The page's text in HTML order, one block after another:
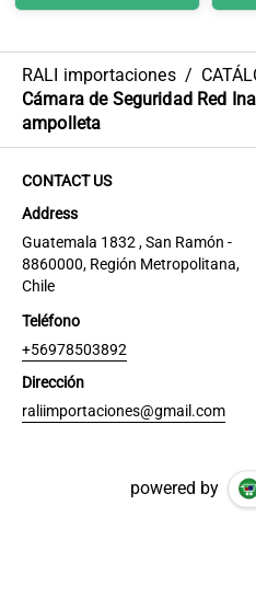
RALI importaciones /
Cámara de Seguridad Red
ampolleta
CONTACT US
Address
Guatemala 1832 , San Ramón -
8860000, Región Metropolitana,
Chile
Teléfono
+56978503892
Dirección
raliimportaciones@gmail.com
powered by